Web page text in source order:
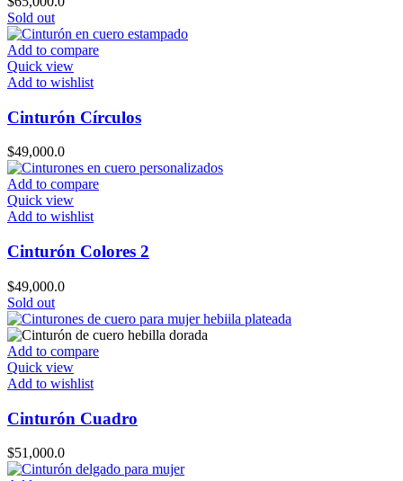
Sold out
Add to compare
Quick view
Add to wishlist
Cinturón Círculos
$49,000.0
Add to compare
Quick view
Add to wishlist
Cinturón Colores 2
$49,000.0
Sold out
Add to compare
Quick view
Add to wishlist
Cinturón Cuadro
$51,000.0